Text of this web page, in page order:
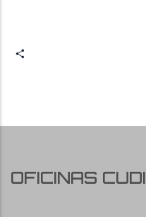
OFICINAS CUDI